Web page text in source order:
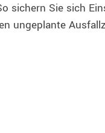
sichern Sie sich
ungeplante